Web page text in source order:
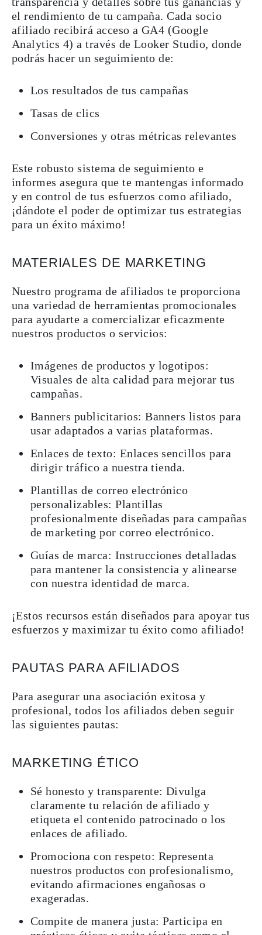
el rendimiento de tu campaña. Cada socio
afiliado recibirá acceso a GA4 (Google
Analytics 4) a través de Looker Studio, donde
podrás hacer un seguimiento de:
Los resultados de tus campañas
Tasas de clics
Conversiones y otras métricas relevantes
Este robusto sistema de seguimiento e
informes asegura que te mantengas informado
y en control de tus esfuerzos como afiliado,
¡dándote el poder de optimizar tus estrategias
para un éxito máximo!
MATERIALES DE MARKETING
Nuestro programa de afiliados te proporciona
una variedad de herramientas promocionales
para ayudarte a comercializar eficazmente
nuestros productos o servicios:
Imágenes de productos y logotipos:
Visuales de alta calidad para mejorar tus
campañas.
Banners publicitarios: Banners listos para
usar adaptados a varias plataformas.
Enlaces de texto: Enlaces sencillos para
dirigir tráfico a nuestra tienda.
Plantillas de correo electrónico
personalizables: Plantillas
profesionalmente diseñadas para campañas
de marketing por correo electrónico.
Guías de marca: Instrucciones detalladas
para mantener la consistencia y alinearse
con nuestra identidad de marca.
¡Estos recursos están diseñados para apoyar tus
esfuerzos y maximizar tu éxito como afiliado!
PAUTAS PARA AFILIADOS
Para asegurar una asociación exitosa y
profesional, todos los afiliados deben seguir
las siguientes pautas:
MARKETING ÉTICO
Sé honesto y transparente: Divulga
claramente tu relación de afiliado y
etiqueta el contenido patrocinado o los
enlaces de afiliado.
Promociona con respeto: Representa
nuestros productos con profesionalismo,
evitando afirmaciones engañosas o
exageradas.
Compite de manera justa: Participa en